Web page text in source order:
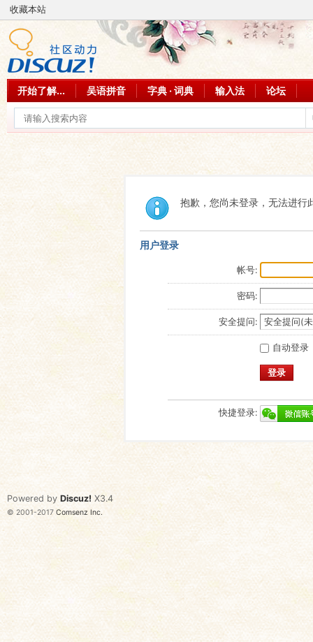
收藏本站
开始了解... 吴语拼音 字典 · 词典 输入法 论坛
抱歉，您尚未登录，无法进行
用户登录
帐号:
密码:
安全提问:
自动登录
登录
快捷登录:
Powered by Discuz! X3.4
© 2001-2017 Comsenz Inc.